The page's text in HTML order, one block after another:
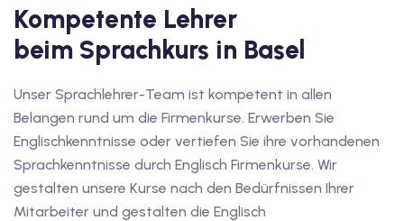
A1
Deutsch A2
A2
Deutsch A2
Kompetente Lehrer
beim Sprachkurs in Basel
Unser Sprachlehrer-Team ist kompetent in allen
Belangen rund um die Firmenkurse. Erwerben Sie
Englischkenntnisse oder vertiefen Sie ihre vorhandenen
Sprachkenntnisse durch Englisch Firmenkurse. Wir
gestalten unsere Kurse nach den Bedürfnissen Ihrer
Mitarbeiter und gestalten die Englisch